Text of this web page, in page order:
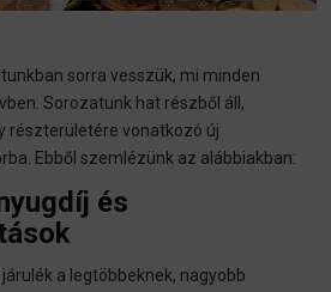
sorra vesszük, mi minden
Sorozatunk hat részből áll,
részterületére vonatkozó új
Ebből szemlézünk az alábbiakban:
és
a legtöbbeknek, nagyobb